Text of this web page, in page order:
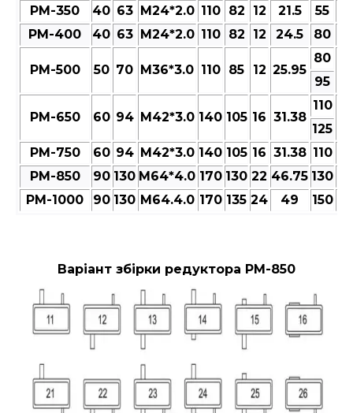
РМ-350
40 63 M24*2.0 110 82 12 21.5 55
РМ-400
40 63 M24*2.0 110 82 12 24.5 80
РМ-500 50 70 M36*3.0 110 85 12 25.95
80
95
РМ-650 60 94 M42*3.0 140 105 16 31.38
110
125
РМ-750
60 94 M42*3.0 140 105 16 31.38 110
РМ-850
90 130 M64*4.0 170 130 22 46.75 130
РМ-1000
90 130 M64.4.0 170 135 24 49 150
Варіант збірки редуктора РМ-850